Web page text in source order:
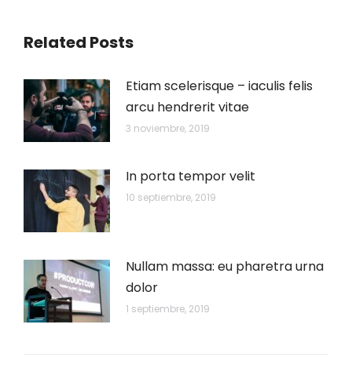
Related Posts
Etiam scelerisque – iaculis felis
arcu hendrerit vitae
3 noviembre, 2019
In porta tempor velit
10 septiembre, 2019
Nullam massa: eu pharetra urna
dolor
1 septiembre, 2019